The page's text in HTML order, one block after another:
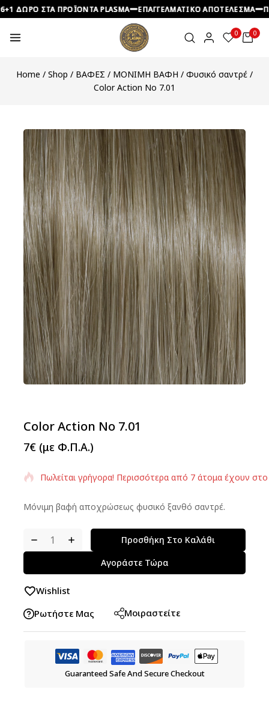
ΣΤΑ ΠΡΟΪΟΝΤΑ PLASMA ΕΠΑΓΓΕΛΜΑΤΙΚΟ ΑΠΟΤΕΛΕΣΜΑ
ΣΤΑ ΠΡΟΪΟΝΤΑ PLASMA ΕΠΑΓΓΕΛΜΑΤΙΚΟ ΑΠΟΤΕΛΕΣΜΑ
ΣΤΑ ΠΡΟΪΟΝΤΑ PLASMA ΕΠΑΓΓΕΛΜΑΤΙΚΟ ΑΠΟΤΕΛΕΣΜΑ
0 0
Home / Shop / ΒΑΦΕΣ / ΜΟΝΙΜΗ ΒΑΦΗ / Φυσικό σαντρέ /
Color Action No 7.01
Color Action No 7.01
7€ (με Φ.Π.Α.)
Πωλείται γρήγορα! Περισσότερα από 7 άτομα έχουν στο
Μόνιμη βαφή αποχρώσεως φυσικό ξανθό σαντρέ.
Προσθήκη Στο Καλάθι
Αγοράστε Τώρα
Wishlist
Ρωτήστε Μας
Μοιραστείτε
Guaranteed Safe And Secure Checkout